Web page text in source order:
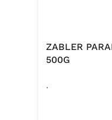
ZABLER
500G
.